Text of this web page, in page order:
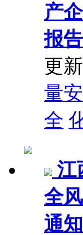
产
报
更
量
全
江
全
通知